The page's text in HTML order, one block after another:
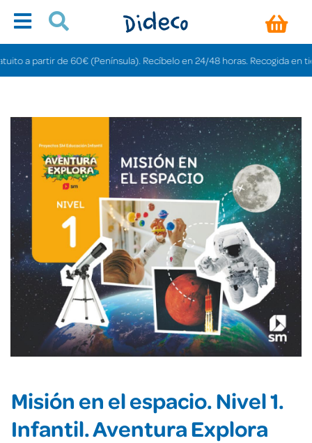
partir de 60€ (Península). Recíbelo en 24/48 horas. Recogida en
Misión en el espacio. Nivel 1.
Infantil. Aventura Explora